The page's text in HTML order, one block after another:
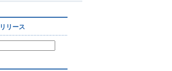
リース